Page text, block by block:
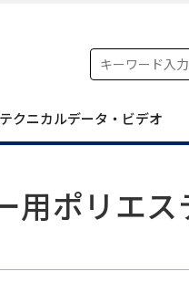
クニカルデータ・ビデオ
用ポリエス